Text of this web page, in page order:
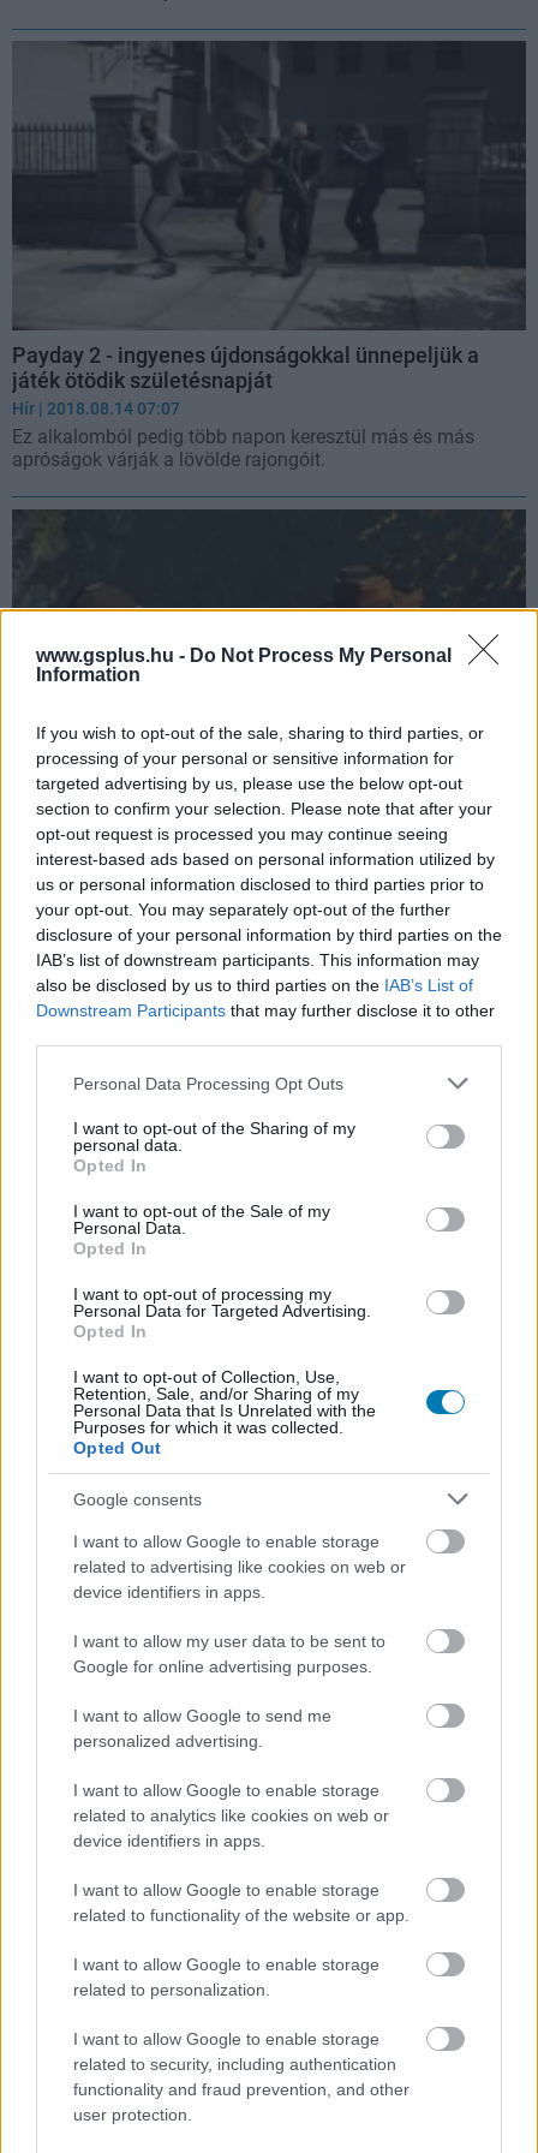
www.gsplus.hu - Do Not Process My Personal
Information
If you wish to opt-out of the sale, sharing to third parties, or
processing of your personal or sensitive information for
targeted advertising by us, please use the below opt-out
section to confirm your selection. Please note that after your
opt-out request is processed you may continue seeing
interest-based ads based on personal information utilized by
us or personal information disclosed to third parties prior to
your opt-out. You may separately opt-out of the further
disclosure of your personal information by third parties on the
IAB’s list of downstream participants. This information may
also be disclosed by us to third parties on the IAB’s List of
Downstream Participants that may further disclose it to other
Please note that this website/app uses one or more Google
not limited to your visit or usage behaviour. You may click to
grant or deny consent to Google and its third-party tags to
use your data for below specified purposes in below Google
consent section.
Personal Data Processing Opt Outs
I want to opt-out of the Sharing of my
personal data.
Opted In
I want to opt-out of the Sale of my
Personal Data.
Opted In
I want to opt-out of processing my
Personal Data for Targeted Advertising.
Opted In
I want to opt-out of Collection, Use,
Retention, Sale, and/or Sharing of my
Personal Data that Is Unrelated with the
Purposes for which it was collected.
Opted Out
Google consents
I want to allow Google to enable storage
related to advertising like cookies on web or
device identifiers in apps.
I want to allow my user data to be sent to
Google for online advertising purposes.
I want to allow Google to send me
personalized advertising.
I want to allow Google to enable storage
related to analytics like cookies on web or
device identifiers in apps.
I want to allow Google to enable storage
related to functionality of the website or app.
I want to allow Google to enable storage
related to personalization.
I want to allow Google to enable storage
related to security, including authentication
functionality and fraud prevention, and other
user protection.
Payday 2 - ingyenes újdonságokkal ünnepeljük a
játék ötödik születésnapját
Hír | 2018.08.14 07:07
Ez alkalomból pedig több napon keresztül más és más
apróságok várják a lövölde rajongóit.
Ezen a hétvégén 5 játékot is kipróbálhattok ingyen
PC-n
| 2018.04.27 10:27
Most nem kell feltörnöd a malacperselyt ahhoz, hogy fusson
pár elég frankó PC-s játék a gépünkön.
PayDay 2 Switch tesztek - bankrablás bárhol,
bármikor
| 2018.02.26 10:02
A kooperatív bankrablós mókát már magaddal is viheted, de
ennek azért volt ára, amit nem minden kritikus nézett el.
| 2018.02.22 21:21
Komoly balhé kezd kialakulni a Nintendo Switchre is érkező
Payday 2 miatt.